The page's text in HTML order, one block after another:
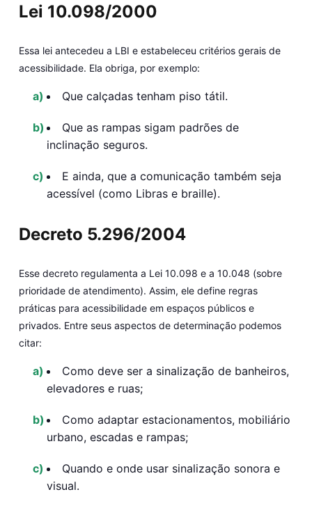
Lei 10.098/2000
Essa lei antecedeu a LBI e estabeleceu critérios gerais de
acessibilidade. Ela obriga, por exemplo:
Que calçadas tenham piso tátil.
Que as rampas sigam padrões de
inclinação seguros.
E ainda, que a comunicação também seja
acessível (como Libras e braille).
Decreto 5.296/2004
Esse decreto regulamenta a Lei 10.098 e a 10.048 (sobre
prioridade de atendimento). Assim, ele define regras
práticas para acessibilidade em espaços públicos e
privados. Entre seus aspectos de determinação podemos
citar:
Como deve ser a sinalização de banheiros,
elevadores e ruas;
Como adaptar estacionamentos, mobiliário
urbano, escadas e rampas;
Quando e onde usar sinalização sonora e
visual.